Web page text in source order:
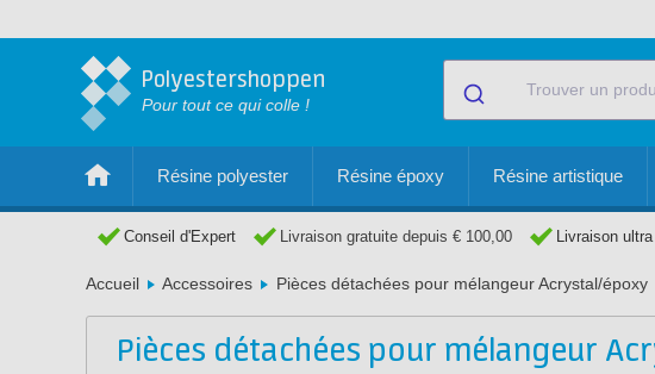
Polyestershoppen
Pour tout ce qui colle !
Résine polyester Résine époxy Résine artistique
Conseil d'Expert Livraison gratuite depuis € 100,00 Livraison
Accueil Accessoires Pièces détachées pour mélangeur Acrystal/époxy
Pièces détachées pour mélangeur